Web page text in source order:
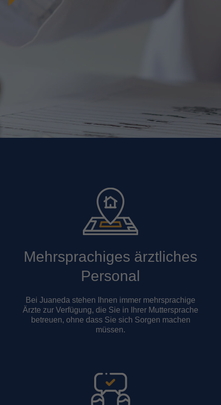
Mehrsprachiges ärztliches
Personal
Bei Juaneda stehen Ihnen immer mehrsprachige
Ärzte zur Verfügung, die Sie in Ihrer Muttersprache
betreuen, ohne dass Sie sich Sorgen machen
müssen.